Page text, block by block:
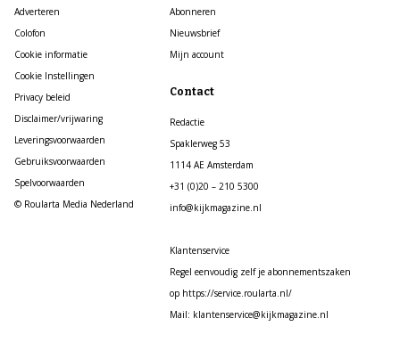
Adverteren
Colofon
Cookie informatie
Cookie Instellingen
Privacy beleid
Disclaimer/vrijwaring
Leveringsvoorwaarden
Gebruiksvoorwaarden
Spelvoorwaarden
© Roularta Media Nederland
Abonneren
Nieuwsbrief
Mijn account
Contact
Redactie
Spaklerweg 53
1114 AE Amsterdam
+31 (0)20 – 210 5300
info@kijkmagazine.nl
Klantenservice
Regel eenvoudig zelf je abonnementszaken
op https://service.roularta.nl/
Mail: klantenservice@kijkmagazine.nl